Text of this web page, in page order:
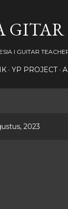
GITAR
I GUITAR
YP PROJECT
2023